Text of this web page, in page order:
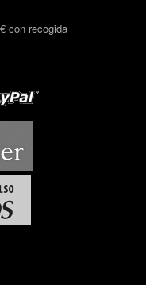
con recogida